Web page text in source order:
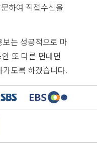
하여 직접수신을
는 성공적으로 마
또 다른 면대면
도록 하겠습니다.